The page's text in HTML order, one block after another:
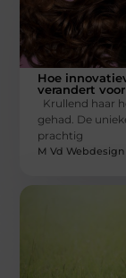
Hoe
verandert
Krullend haar
gehad. De
prachtig
M Vd Webdesign